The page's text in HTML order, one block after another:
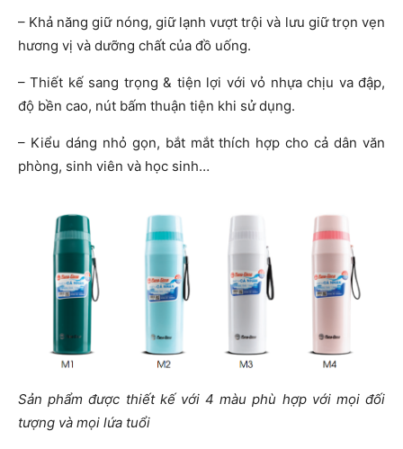
– Khả năng giữ nóng, giữ lạnh vượt trội và lưu giữ trọn vẹn
hương vị và dưỡng chất của đồ uống.
– Thiết kế sang trọng & tiện lợi với vỏ nhựa chịu va đập,
độ bền cao, nút bấm thuận tiện khi sử dụng.
– Kiểu dáng nhỏ gọn, bắt mắt thích hợp cho cả dân văn
phòng, sinh viên và học sinh…
Sản phẩm được thiết kế với 4 màu phù hợp với mọi đối
tượng và mọi lứa tuổi